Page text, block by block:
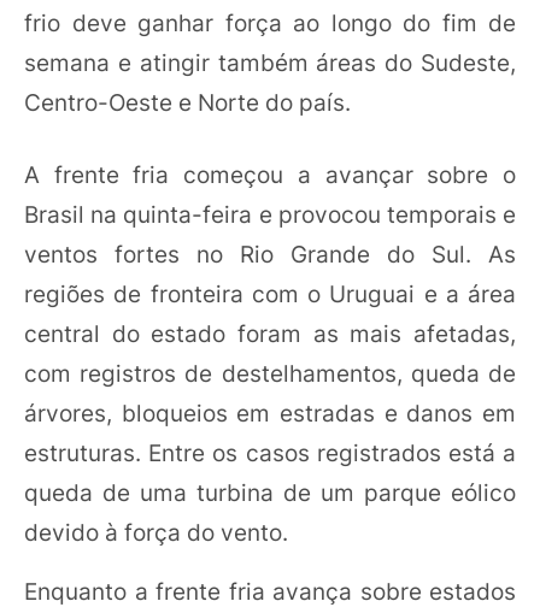
frio deve ganhar força ao longo do fim de
semana e atingir também áreas do Sudeste,
Centro-Oeste e Norte do país.
A frente fria começou a avançar sobre o
Brasil na quinta-feira e provocou temporais e
ventos fortes no Rio Grande do Sul. As
regiões de fronteira com o Uruguai e a área
central do estado foram as mais afetadas,
com registros de destelhamentos, queda de
árvores, bloqueios em estradas e danos em
estruturas. Entre os casos registrados está a
queda de uma turbina de um parque eólico
devido à força do vento.
Enquanto a frente fria avança sobre estados